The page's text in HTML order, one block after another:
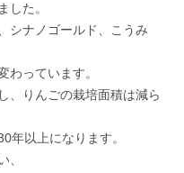
した。
シナノゴールド、こうみ
わっています。
、りんごの栽培面積は減ら
年以上になります。
、